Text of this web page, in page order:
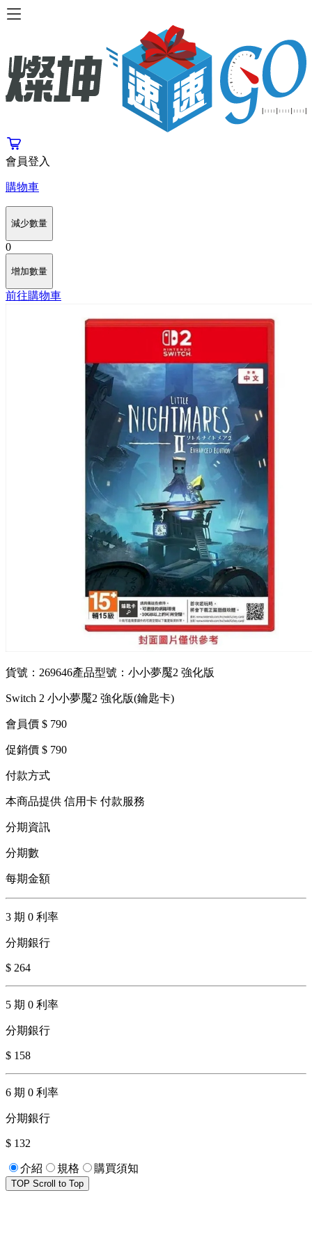
會員登入
購物車
減少數量
0
增加數量
前往購物車
貨號：269646產品型號：小小夢魘2 強化版
Switch 2 小小夢魘2 強化版(鑰匙卡)
會員價 $ 790
促銷價 $ 790
付款方式
本商品提供 信用卡 付款服務
分期資訊
分期數
每期金額
3 期 0 利率
分期銀行
$ 264
5 期 0 利率
分期銀行
$ 158
6 期 0 利率
分期銀行
$ 132
介紹 規格 購買須知
TOP Scroll to Top